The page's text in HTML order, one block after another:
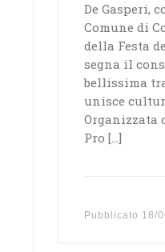
De Gasperi,
Comune di
della Festa
segna il
bellissima
unisce
Organizzata
Pro […]
Pubblicato 18/